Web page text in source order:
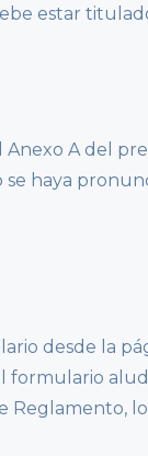
estar
A del
haya
desde la
formulario
Reglamento,